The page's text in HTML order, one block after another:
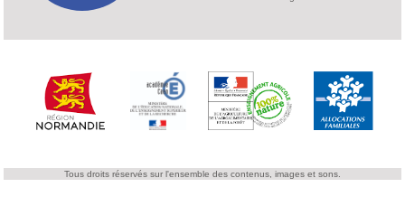
Tous droits réservés sur l'ensemble des contenus, images et sons.